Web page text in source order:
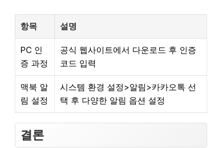
항목 설명
PC 인
증 과정
공식 웹사이트에서 다운로드 후 인증
코드 입력
맥북 알
림 설정
시스템 환경 설정>알림>카카오톡 선
택 후 다양한 알림 옵션 설정
결론